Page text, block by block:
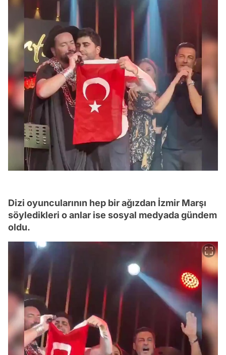
Dizi oyuncularının hep bir ağızdan İzmir Marşı
söyledikleri o anlar ise sosyal medyada gündem
oldu.